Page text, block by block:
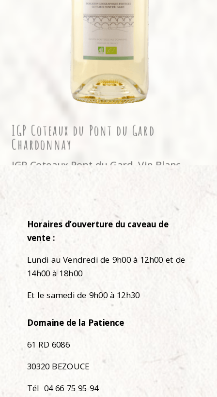
IGP Coteaux du Pont du Gard
Chardonnay
IGP Coteaux Pont du Gard ,Vin Blanc
Horaires d’ouverture du caveau de
vente :
Lundi au Vendredi de 9h00 à 12h00 et de
14h00 à 18h00
Et le samedi de 9h00 à 12h30
Domaine de la Patience
61 RD 6086
30320 BEZOUCE
Tél 04 66 75 95 94